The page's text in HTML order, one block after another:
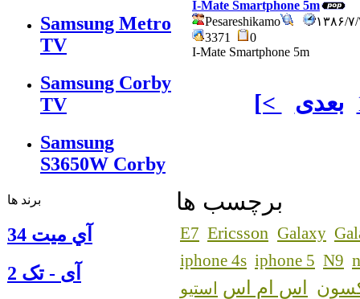
Samsung Metro
TV
Samsung Corby
TV
Samsung
S3650W Corby
برند ها
آي ميت 34
آی - تک 2
I-Mate Smartphone 5m
Pesareshikamo
۲۰:۳۲
3371
0
I-Mate Smartphone 5m
[< بعدی
برچسب ها
E7 Ericsson Galaxy
iphone 4s iphone 5 N9
اس ام اس استیو